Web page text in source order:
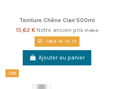
Teinture Chêne Clair 500ml
15,62 € Notre ancien prix 17,36 €
146d. 14:14:13
Ajouter au panier
-10%